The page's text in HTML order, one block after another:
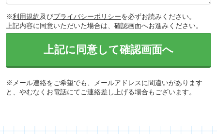
※利用規約及びプライバシーポリシーを必ずお読みください。
上記内容に同意いただいた場合は、確認画面へお進みください。
上記に同意して確認画面へ
※メール連絡をご希望でも、メールアドレスに間違いがあります
と、やむなくお電話にてご連絡差し上げる場合もございます。